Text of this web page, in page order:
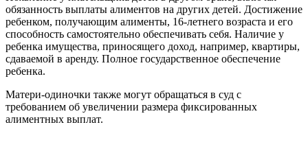
обязанность выплаты алиментов на других детей. Достижение
ребенком, получающим алименты, 16-летнего возраста и его
способность самостоятельно обеспечивать себя. Наличие у
ребенка имущества, приносящего доход, например, квартиры,
сдаваемой в аренду. Полное государственное обеспечение
ребенка.
Матери-одиночки также могут обращаться в суд с
требованием об увеличении размера фиксированных
алиментных выплат.